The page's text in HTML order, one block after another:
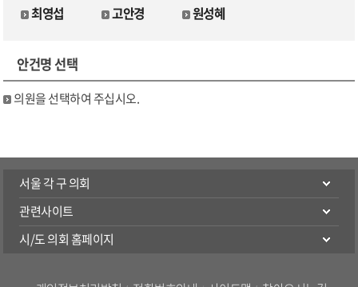
최영섭
고안경 원성혜
안건명 선택
의원을 선택하여 주십시오.
서울 각 구 의회
관련사이트
시/도 의회 홈페이지